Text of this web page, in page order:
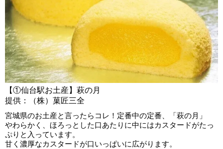
【①仙台駅お土産】萩の月
提供：（株）菓匠三全
宮城県のお土産と言ったらコレ！定番中の定番、「萩の月」
やわらかく、ほろっとした口あたりに中にはカスタードがたっ
ぷりと入っています。
甘く濃厚なカスタードが口いっぱいに広がります。